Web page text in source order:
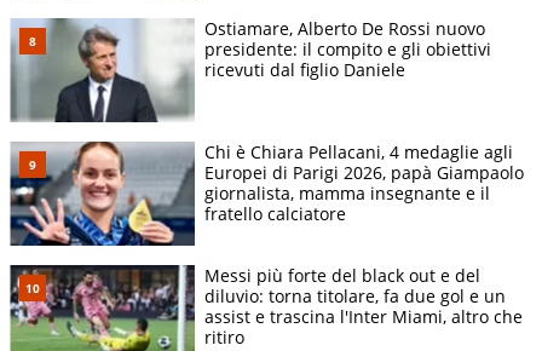
Ostiamare, Alberto De Rossi nuovo
presidente: il compito e gli obiettivi
ricevuti dal figlio Daniele
Chi è Chiara Pellacani, 4 medaglie agli
Europei di Parigi 2026, papà Giampaolo
giornalista, mamma insegnante e il
fratello calciatore
Messi più forte del black out e del
diluvio: torna titolare, fa due gol e un
assist e trascina l'Inter Miami, altro che
ritiro